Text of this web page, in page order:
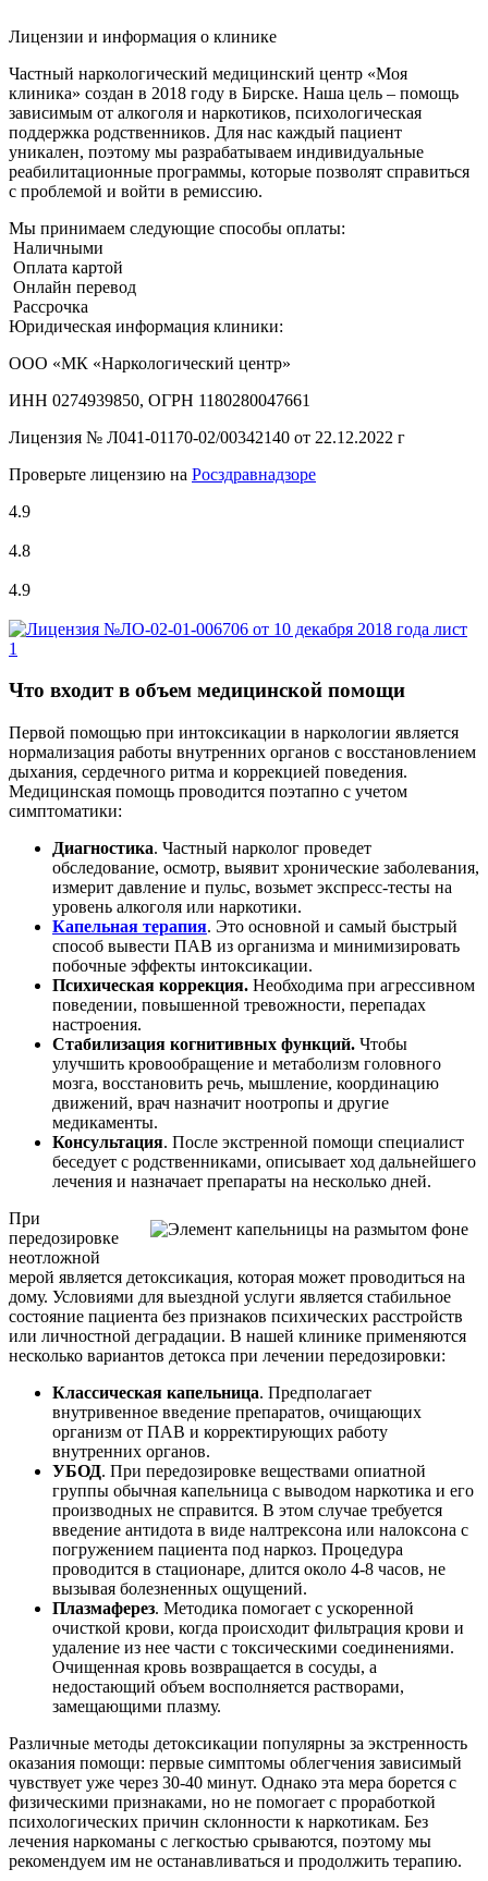
Лицензии и информация о клинике
Частный наркологический медицинский центр «Моя
клиника» создан в 2018 году в Бирске. Наша цель – помощь
зависимым от алкоголя и наркотиков, психологическая
поддержка родственников. Для нас каждый пациент
уникален, поэтому мы разрабатываем индивидуальные
реабилитационные программы, которые позволят справиться
с проблемой и войти в ремиссию.
Мы принимаем следующие способы оплаты:
Наличными
Оплата картой
Онлайн перевод
Рассрочка
Юридическая информация клиники:
ООО «МК «Наркологический центр»
ИНН 0274939850, ОГРН 1180280047661
Лицензия № Л041-01170-02/00342140 от 22.12.2022 г
Проверьте лицензию на Росздравнадзоре
4.9
4.8
4.9
Что входит в объем медицинской помощи
Первой помощью при интоксикации в наркологии является
нормализация работы внутренних органов с восстановлением
дыхания, сердечного ритма и коррекцией поведения.
Медицинская помощь проводится поэтапно с учетом
симптоматики:
Диагностика. Частный нарколог проведет
обследование, осмотр, выявит хронические заболевания,
измерит давление и пульс, возьмет экспресс-тесты на
уровень алкоголя или наркотики.
Капельная терапия. Это основной и самый быстрый
способ вывести ПАВ из организма и минимизировать
побочные эффекты интоксикации.
Психическая коррекция. Необходима при агрессивном
поведении, повышенной тревожности, перепадах
настроения.
Стабилизация когнитивных функций. Чтобы
улучшить кровообращение и метаболизм головного
мозга, восстановить речь, мышление, координацию
движений, врач назначит ноотропы и другие
медикаменты.
Консультация. После экстренной помощи специалист
беседует с родственниками, описывает ход дальнейшего
лечения и назначает препараты на несколько дней.
При
передозировке
неотложной
мерой является детоксикация, которая может проводиться на
дому. Условиями для выездной услуги является стабильное
состояние пациента без признаков психических расстройств
или личностной деградации. В нашей клинике применяются
несколько вариантов детокса при лечении передозировки:
Классическая капельница. Предполагает
внутривенное введение препаратов, очищающих
организм от ПАВ и корректирующих работу
внутренних органов.
УБОД. При передозировке веществами опиатной
группы обычная капельница с выводом наркотика и его
производных не справится. В этом случае требуется
введение антидота в виде налтрексона или налоксона с
погружением пациента под наркоз. Процедура
проводится в стационаре, длится около 4-8 часов, не
вызывая болезненных ощущений.
Плазмаферез. Методика помогает с ускоренной
очисткой крови, когда происходит фильтрация крови и
удаление из нее части с токсическими соединениями.
Очищенная кровь возвращается в сосуды, а
недостающий объем восполняется растворами,
замещающими плазму.
Различные методы детоксикации популярны за экстренность
оказания помощи: первые симптомы облегчения зависимый
чувствует уже через 30-40 минут. Однако эта мера борется с
физическими признаками, но не помогает с проработкой
психологических причин склонности к наркотикам. Без
лечения наркоманы с легкостью срываются, поэтому мы
рекомендуем им не останавливаться и продолжить терапию.